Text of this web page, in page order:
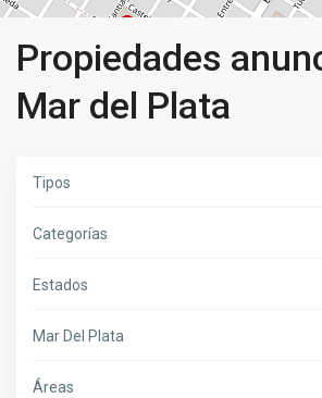
Propiedades
Mar del Plata
Tipos
Categorías
Estados
Mar Del Plata
Áreas